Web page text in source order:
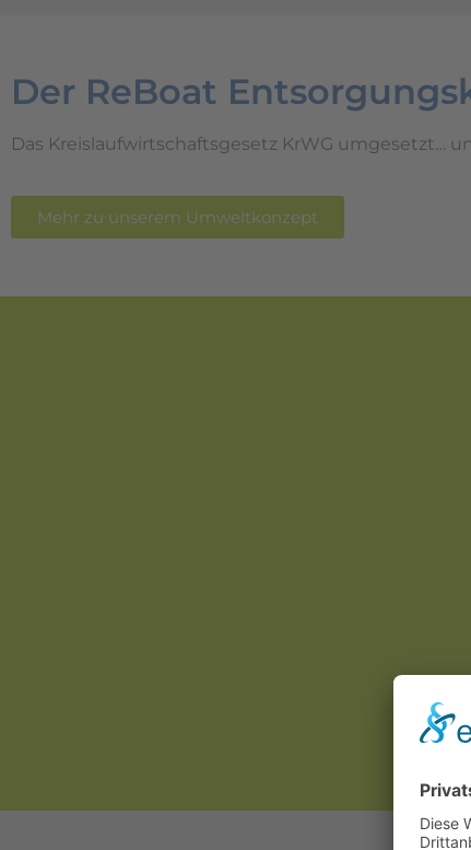
Der ReBoat
Das Kreislaufwirtschaftsgesetz KrWG umgesetzt…
Mehr zu unserem Umweltkonzept